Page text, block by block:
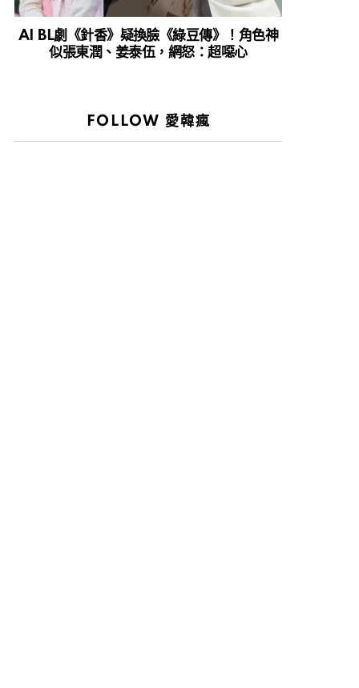
AI BL劇《針香》疑換臉《綠豆傳》！角色神
似張東潤、姜泰伍，網怒：超噁心
FOLLOW 愛韓瘋